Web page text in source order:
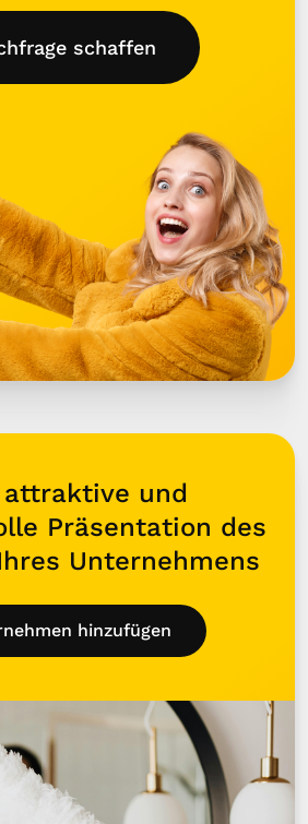
schaffen
attraktive und
Präsentation des
Unternehmens
hinzufügen